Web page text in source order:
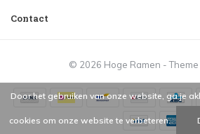
Contact
© 2026 Hoge Ramen - Theme
Door het gebruiken van onze website, ga je
cookies om onze website te verbeteren.